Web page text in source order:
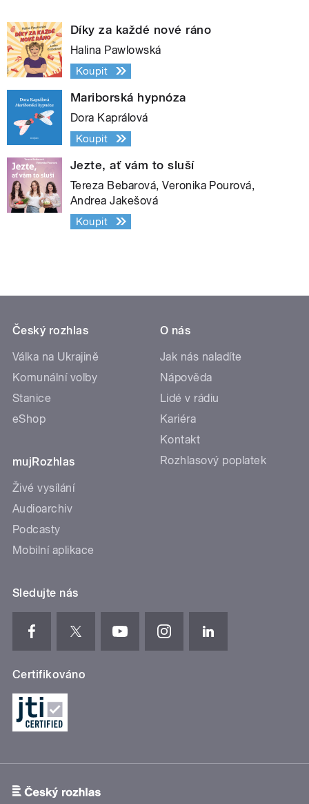
Díky za každé nové ráno
Halina Pawlowská
Koupit
Mariborská hypnóza
Dora Kaprálová
Koupit
Jezte, ať vám to sluší
Tereza Bebarová, Veronika Pourová,
Andrea Jakešová
Koupit
Český rozhlas
Válka na Ukrajině
Komunální volby
Stanice
eShop
mujRozhlas
Živé vysílání
Audioarchiv
Podcasty
Mobilní aplikace
O nás
Jak nás naladíte
Nápověda
Lidé v rádiu
Kariéra
Kontakt
Rozhlasový poplatek
Sledujte nás
Certifikováno